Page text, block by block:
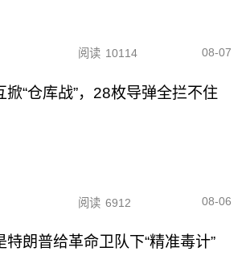
阅读 10114 08-07
掀“仓库战”，28枚导弹全拦不住
阅读 6912 08-06
朗普给革命卫队下“精准毒计”